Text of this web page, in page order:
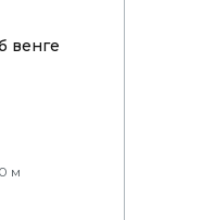
венге
м